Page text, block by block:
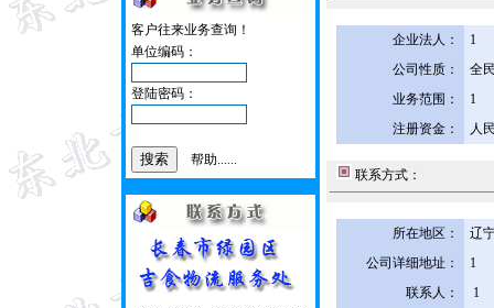
客户往来业务查询！
单位编码：
登陆密码：
帮助......
企业法人：
1
公司性质：
全
业务范围：
1
注册资金：
人
联系方式：
所在地区：
辽
公司详细地址：
1
联系人：
1